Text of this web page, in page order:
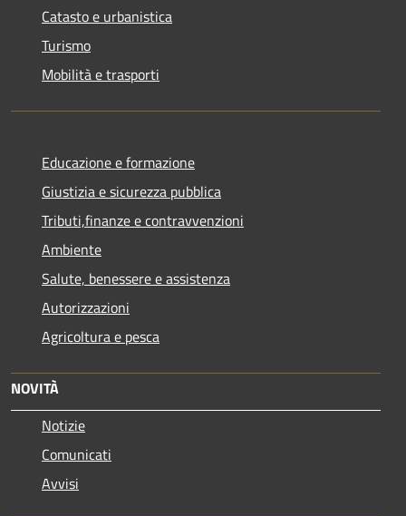
Catasto e urbanistica
Turismo
Mobilità e trasporti
Educazione e formazione
Giustizia e sicurezza pubblica
Tributi,finanze e contravvenzioni
Ambiente
Salute, benessere e assistenza
Autorizzazioni
Agricoltura e pesca
NOVITÀ
Notizie
Comunicati
Avvisi